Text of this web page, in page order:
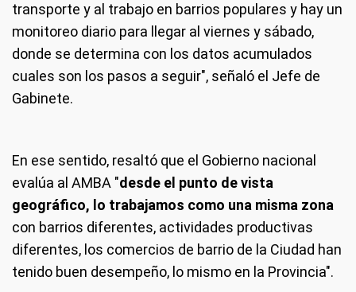
transporte y al trabajo en barrios populares y hay un
monitoreo diario para llegar al viernes y sábado,
donde se determina con los datos acumulados
cuales son los pasos a seguir", señaló el Jefe de
Gabinete.
En ese sentido, resaltó que el Gobierno nacional
evalúa al AMBA "desde el punto de vista
geográfico, lo trabajamos como una misma zona
con barrios diferentes, actividades productivas
diferentes, los comercios de barrio de la Ciudad han
tenido buen desempeño, lo mismo en la Provincia".